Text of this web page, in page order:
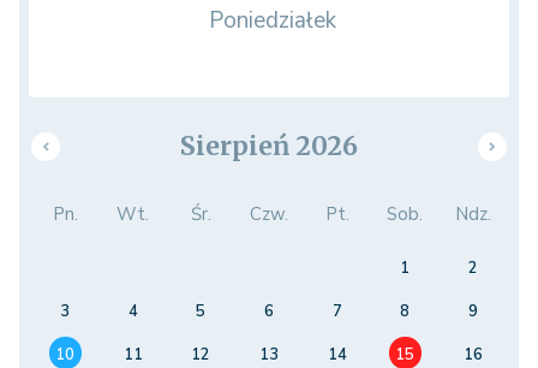
Poniedziałek
Sierpień 2026
Pn. Wt. Śr. Czw. Pt. Sob. Ndz.
1
2
3
4 5 6 7 8
9
10
11 12 13 14 15
16